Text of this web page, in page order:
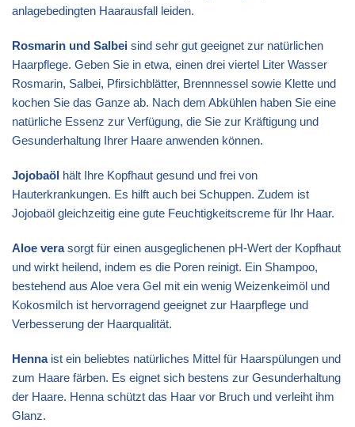
anlagebedingten Haarausfall leiden.
Rosmarin und Salbei sind sehr gut geeignet zur natürlichen
Haarpflege. Geben Sie in etwa, einen drei viertel Liter Wasser
Rosmarin, Salbei, Pfirsichblätter, Brennnessel sowie Klette und
kochen Sie das Ganze ab. Nach dem Abkühlen haben Sie eine
natürliche Essenz zur Verfügung, die Sie zur Kräftigung und
Gesunderhaltung Ihrer Haare anwenden können.
Jojobaöl hält Ihre Kopfhaut gesund und frei von
Hauterkrankungen. Es hilft auch bei Schuppen. Zudem ist
Jojobaöl gleichzeitig eine gute Feuchtigkeitscreme für Ihr Haar.
Aloe verasorgt für einen ausgeglichenen pH-Wert der Kopfhaut
und wirkt heilend, indem es die Poren reinigt. Ein Shampoo,
bestehend aus Aloe vera Gel mit ein wenig Weizenkeimöl und
Kokosmilch ist hervorragend geeignet zur Haarpflege und
Verbesserung der Haarqualität.
Hennaist ein beliebtes natürliches Mittel für Haarspülungen und
zum Haare färben. Es eignet sich bestens zur Gesunderhaltung
der Haare. Henna schützt das Haar vor Bruch und verleiht ihm
Glanz.